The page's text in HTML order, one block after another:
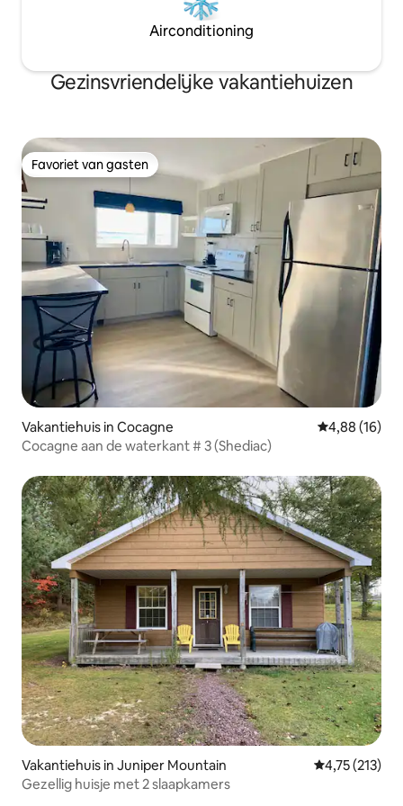
Airconditioning
Gezinsvriendelijke vakantiehuizen
Favoriet van gasten
Favoriet van gasten
Vakantiehuis in Cocagne Gemiddelde
4,88 (16)
Cocagne aan de waterkant # 3 (Shediac)
Vakantiehuis in Juniper Mountain Gemiddelde
4,75 (213)
Gezellig huisje met 2 slaapkamers